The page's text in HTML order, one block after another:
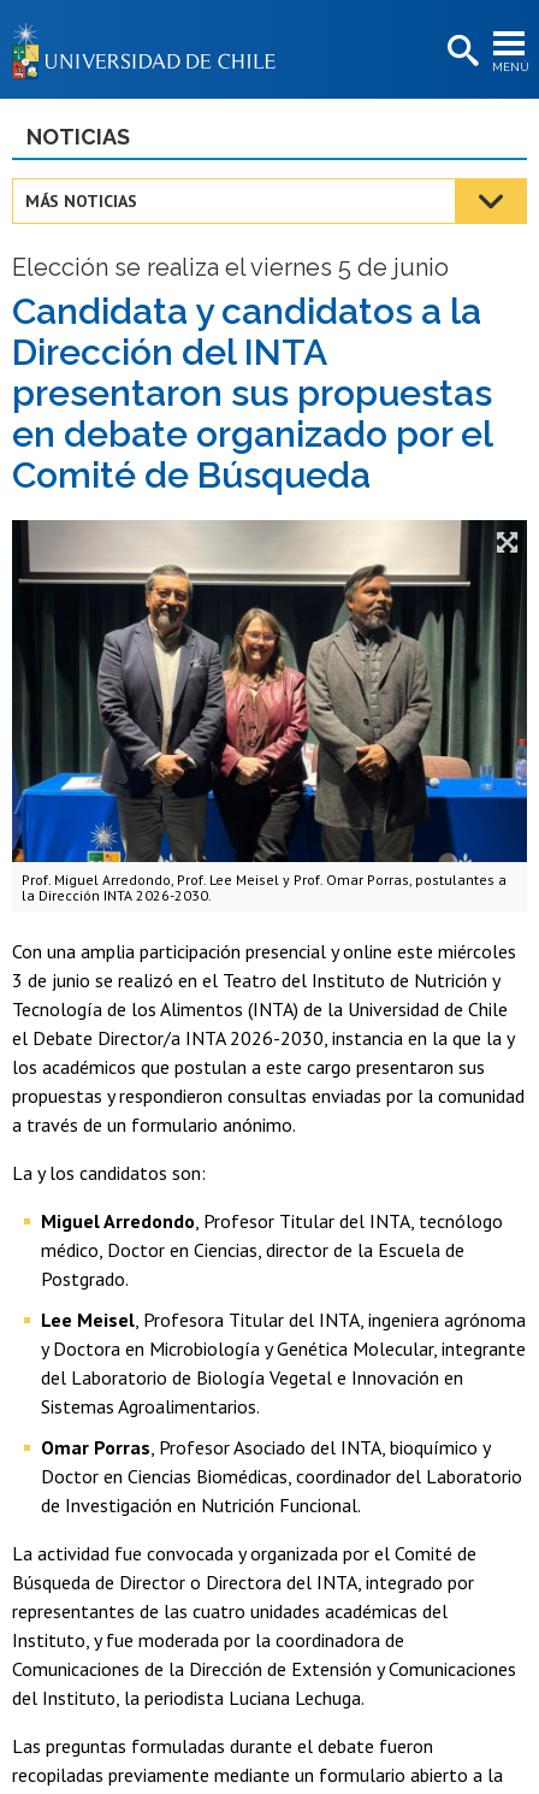
MENÚ
BIBLIOTECAS
Estudiantes
Académicas/os
Funcionarias/os
Egresadas/os
NOTICIAS
MÁS NOTICIAS
Elección se realiza el viernes 5 de junio
Candidata y candidatos a la
Dirección del INTA
presentaron sus propuestas
en debate organizado por el
Comité de Búsqueda
Prof. Miguel Arredondo, Prof. Lee Meisel y Prof. Omar Porras, postulantes a
la Dirección INTA 2026-2030.
Con una amplia participación presencial y online este miércoles
3 de junio se realizó en el Teatro del Instituto de Nutrición y
Tecnología de los Alimentos (INTA) de la Universidad de Chile
el Debate Director/a INTA 2026-2030, instancia en la que la y
los académicos que postulan a este cargo presentaron sus
propuestas y respondieron consultas enviadas por la comunidad
a través de un formulario anónimo.
La y los candidatos son:
Miguel Arredondo , Profesor Titular del INTA, tecnólogo
médico, Doctor en Ciencias, director de la Escuela de
Postgrado.
Lee Meisel , Profesora Titular del INTA, ingeniera agrónoma
y Doctora en Microbiología y Genética Molecular, integrante
del Laboratorio de Biología Vegetal e Innovación en
Sistemas Agroalimentarios.
Omar Porras , Profesor Asociado del INTA, bioquímico y
Doctor en Ciencias Biomédicas, coordinador del Laboratorio
de Investigación en Nutrición Funcional.
La actividad fue convocada y organizada por el Comité de
Búsqueda de Director o Directora del INTA, integrado por
representantes de las cuatro unidades académicas del
Instituto, y fue moderada por la coordinadora de
Comunicaciones de la Dirección de Extensión y Comunicaciones
del Instituto, la periodista Luciana Lechuga.
Las preguntas formuladas durante el debate fueron
recopiladas previamente mediante un formulario abierto a la